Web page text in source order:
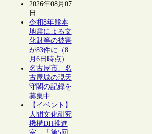
2026年08月07
日
令和8年熊本
地震による文
化財等の被害
が83件に（8
月6日時点）
名古屋市、名
古屋城の現天
守閣の記録を
募集中
【イベント】
人間文化研究
機構DH推進